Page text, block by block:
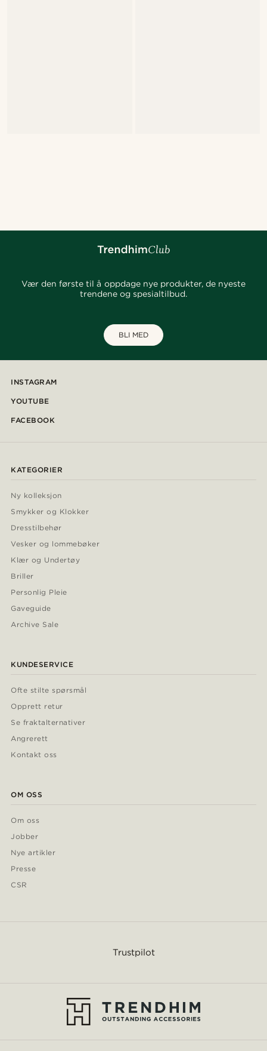
Vær den første til å oppdage nye produkter, de nyeste
trendene og spesialtilbud.
BLI MED
INSTAGRAM
YOUTUBE
FACEBOOK
KATEGORIER
Ny kolleksjon
Smykker og Klokker
Dresstilbehør
Vesker og lommebøker
Klær og Undertøy
Briller
Personlig Pleie
Gaveguide
Archive Sale
KUNDESERVICE
Ofte stilte spørsmål
Opprett retur
Se fraktalternativer
Angrerett
Kontakt oss
OM OSS
Om oss
Jobber
Nye artikler
Presse
CSR
Trustpilot